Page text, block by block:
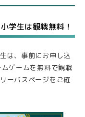
学生は観戦無料！
は、事前にお申し込
ゲームを無料で観戦
ーパスページをご確